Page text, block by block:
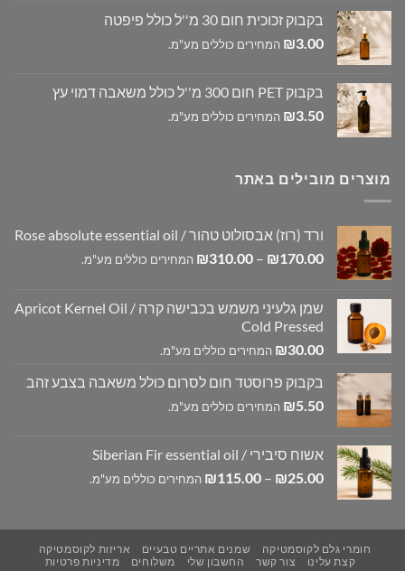
בקבוק זכוכית חום 30 מ''ל כולל פיפטה
₪3.00 המחירים כוללים מע"מ.
בקבוק PET חום 300 מ''ל כולל משאבה דמוי עץ
₪3.50 המחירים כוללים מע"מ.
מוצרים מובילים באתר
ורד (רוז) אבסולוט טהור / Rose absolute essential oil
₪170.00
–
₪310.00
טווח
עד
המחירים כוללים מע"מ.
שמן גלעיני משמש בכבישה קרה / Apricot Kernel Oil
Cold Pressed
₪30.00 המחירים כוללים מע"מ.
בקבוק פרוסטד חום לסרום כולל משאבה בצבע זהב
₪5.50 המחירים כוללים מע"מ.
אשוח סיבירי / Siberian Fir essential oil
₪25.00
–
₪115.00
טווח
עד
המחירים כוללים מע"מ.
חומרי גלם לקוסמטיקה שמנים אתריים טבעיים
אריזות לקוסמטיקה
קצת עלינו
צור קשר החשבון שלי משלוחים מדיניות פרטיות